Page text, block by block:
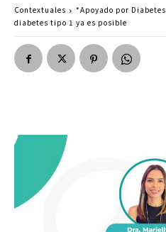
Contextuales *Apoyado por Diabetes
diabetes tipo 1 ya es posible